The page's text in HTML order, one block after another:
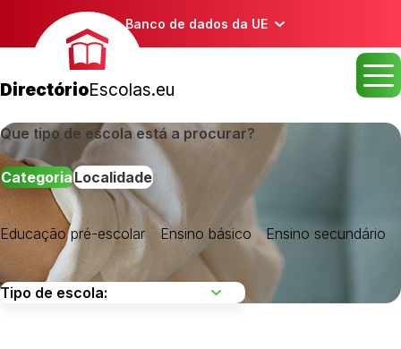
Banco de dados da UE
DirectórioEscolas.eu
Que tipo de escola está a procurar?
CategoriaLocalidade
Educação pré-escolar Ensino básico Ensino secundário